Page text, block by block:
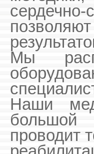
сердечно-
Мы
Наши
большой
проводит